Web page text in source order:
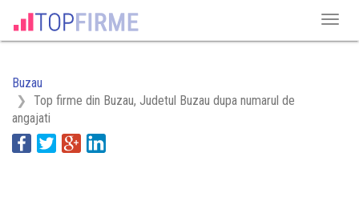
Buzau
Top firme din Buzau, Judetul Buzau dupa numarul de
angajati